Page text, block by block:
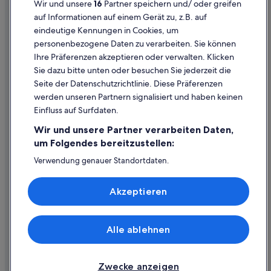
De Waterkant: Hotels
2-Sterne-Hotels in Kapstadt
B&B in Kapstadt
Hotels mit Fitnessbereich in Kapstadt
Village & Life Hotels in De Waterkant
Wohnungen in Kapstadt
5-Sterne-Hotels in Victoria & Alfred Waterfront
Hotels nahe Greenmarket Square
Hotels nahe District Six Museum
Hotels nahe De Waal Park
Hotels nahe Long Street
Villen in Kapstadt
Inhaltsrichtlinien und Melden von Inhalten
Hilfe
Hilfe
Flug stornieren
Rückerstattungsdauer
Expedia-Gutschein einlösen
Internationale Reisedokumente
© 2026 Expedia, Inc., ein Unternehmen der Expedia Group. Alle Rechte
vorbehalten. Expedia und das Expedia-Logo sind Handelsmarken oder
Wir und unsere16 Partner speichern und/ oder greifen
auf Informationen auf einem Gerät zu, z.B. auf
eindeutige Kennungen in Cookies, um
personenbezogene Daten zu verarbeiten. Sie können
Ihre Präferenzen akzeptieren oder verwalten. Klicken
Sie dazu bitte unten oder besuchen Sie jederzeit die
Seite der Datenschutzrichtlinie. Diese Präferenzen
werden unseren Partnern signalisiert und haben keinen
Einfluss auf Surfdaten.
Wir und unsere Partner verarbeiten Daten,
um Folgendes bereitzustellen:
Verwendung genauer Standortdaten.
Speichern von oder Zugriff auf Informationen auf einem
Endgerät. Personalisierte Werbung und Inhalte, Messung
von Werbeleistung und der Performance von Inhalten,
Liste der Partner (Lieferanten)
Zwecke anzeigen
Alle ablehnen
Akzeptieren